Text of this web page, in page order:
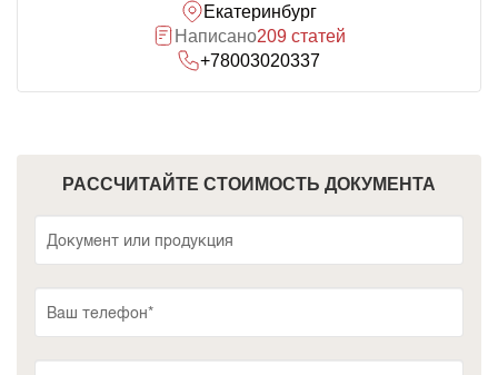
Екатеринбург
Написано209 статей
+78003020337
РАССЧИТАЙТЕ СТОИМОСТЬ ДОКУМЕНТА